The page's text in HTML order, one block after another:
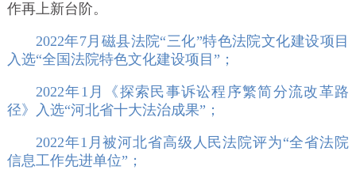
作再上新台阶。
2022年7月磁县法院“三化”特色法院文化建设项目
入选“全国法院特色文化建设项目”；
2022年1月《探索民事诉讼程序繁简分流改革路
径》入选“河北省十大法治成果”；
2022年1月被河北省高级人民法院评为“全省法院
信息工作先进单位”；